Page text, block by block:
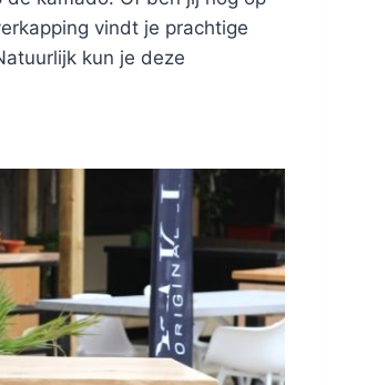
vindt je prachtige
kun je deze